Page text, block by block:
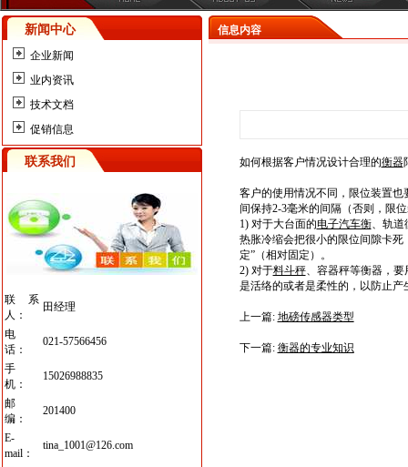
新闻中心
企业新闻
业内资讯
技术文档
促销信息
联系我们
联系
人：
田经理
电
话：
021-57566456
手
机：
15026988835
邮
编：
201400
E-
mail：
tina_1001@126.com
信息内容
如何根据客户情况设计合理的衡器
客户的使用情况不同，限位装置
间保持2-3毫米的间隔（否则，限
1) 对于大台面的电子汽车衡、轨道
热胀冷缩会把很小的限位间隙卡
定”（相对固定）。
2) 对于料斗秤、容器秤等衡器，要
是活络的或者是柔性的，以防止
上一篇: 地磅传感器类型
下一篇: 衡器的专业知识